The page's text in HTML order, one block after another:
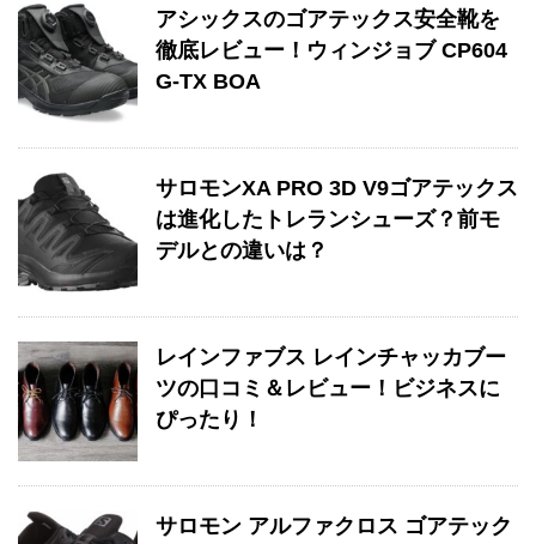
アシックスのゴアテックス安全靴を
徹底レビュー！ウィンジョブ CP604
G-TX BOA
サロモンXA PRO 3D V9ゴアテックス
は進化したトレランシューズ？前モ
デルとの違いは？
レインファブス レインチャッカブー
ツの口コミ＆レビュー！ビジネスに
ぴったり！
サロモン アルファクロス ゴアテック